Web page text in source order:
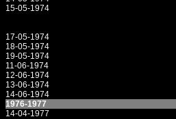
15-05-1974
17-05-1974
18-05-1974
19-05-1974
11-06-1974
12-06-1974
13-06-1974
14-06-1974
1976-1977
14-04-1977